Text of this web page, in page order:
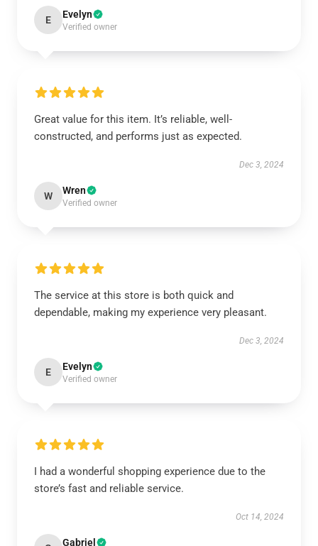
E Evelyn
Verified owner
Great value for this item. It’s reliable, well-
constructed, and performs just as expected.
Dec 3, 2024
W Wren
Verified owner
The service at this store is both quick and
dependable, making my experience very pleasant.
Dec 3, 2024
E Evelyn
Verified owner
I had a wonderful shopping experience due to the
store’s fast and reliable service.
Oct 14, 2024
Gabriel